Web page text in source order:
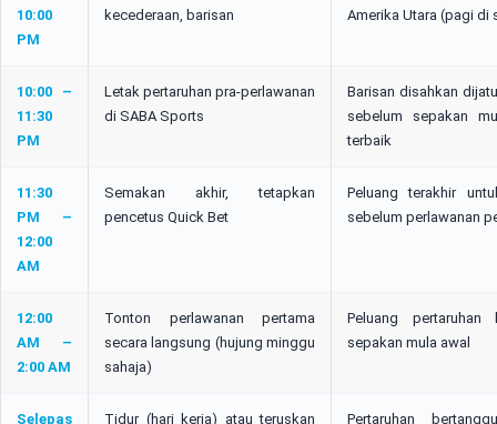
10:00
PM
kecederaan, barisan
Amerika Utara (pagi di
10:00 –
11:30
PM
Letak pertaruhan pra-perlawanan
di SABA Sports
Barisan disahkan
sebelum sepakan
terbaik
11:30
PM –
12:00
AM
Semakan akhir, tetapkan
pencetus Quick Bet
Peluang terakhir
sebelum perlawanan
12:00
AM –
2:00 AM
Tonton perlawanan pertama
secara langsung (hujung minggu
sahaja)
Peluang pertaruhan
sepakan mula awal
Selepas Tidur (hari kerja) atau teruskan Pertaruhan